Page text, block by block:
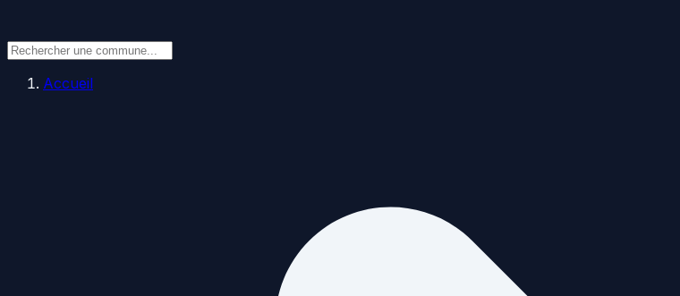
Accueil